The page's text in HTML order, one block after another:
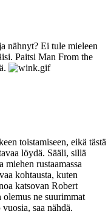
nähnyt? Ei tule mieleen
Paitsi Man From the
toistamiseen, eikä tästä
löydä. Sääli, sillä
rustaamassa
kohtausta, kuten
katsovan Robert
olemus ne suurimmat
saa nähdä.